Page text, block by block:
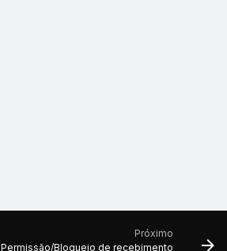
Próximo
Permissão/Bloqueio de recebimento